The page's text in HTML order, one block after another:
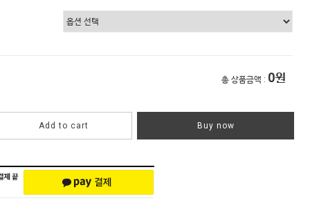
총 상품금액 : 0원
Add to cart Buy now